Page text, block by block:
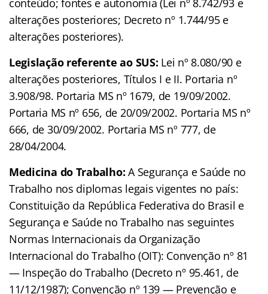
alterações posteriores; Decreto nº 1.744/95 e
alterações posteriores).
Legislação referente ao SUS: Lei nº 8.080/90 e
alterações posteriores, Títulos I e II. Portaria nº
3.908/98. Portaria MS nº 1679, de 19/09/2002.
Portaria MS nº 656, de 20/09/2002. Portaria MS nº
666, de 30/09/2002. Portaria MS nº 777, de
28/04/2004.
Medicina do Trabalho: A Segurança e Saúde no
Trabalho nos diplomas legais vigentes no país:
Constituição da República Federativa do Brasil e
Segurança e Saúde no Trabalho nas seguintes
Normas Internacionais da Organização
Internacional do Trabalho (OIT): Convenção nº 81
— Inspeção do Trabalho (Decreto nº 95.461, de
11/12/1987); Convenção nº 139 — Prevenção e